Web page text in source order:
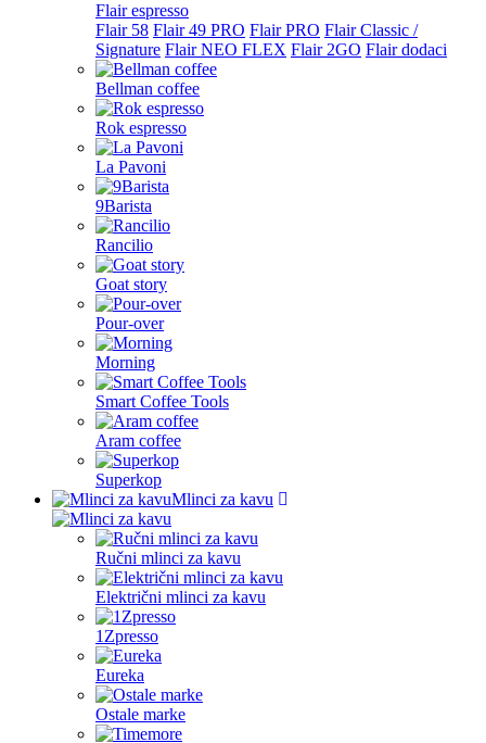
Flair espresso
Flair 58 Flair 49 PRO Flair PRO Flair Classic /
Signature Flair NEO FLEX Flair 2GO Flair dodaci
Bellman coffee
Rok espresso
La Pavoni
9Barista
Rancilio
Goat story
Pour-over
Morning
Smart Coffee Tools
Aram coffee
Superkop
Mlinci za kavu
Ručni mlinci za kavu
Električni mlinci za kavu
1Zpresso
Eureka
Ostale marke